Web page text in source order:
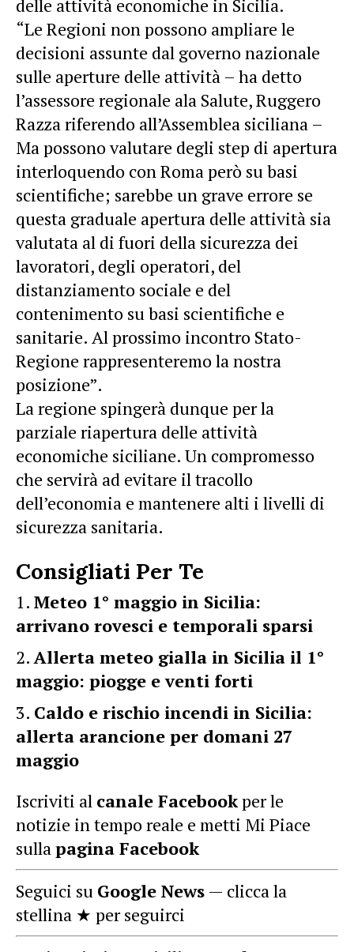
delle attività economiche in Sicilia.
“Le Regioni non possono ampliare le
decisioni assunte dal governo nazionale
sulle aperture delle attività – ha detto
l’assessore regionale ala Salute, Ruggero
Razza riferendo all’Assemblea siciliana –
Ma possono valutare degli step di apertura
interloquendo con Roma però su basi
scientifiche; sarebbe un grave errore se
questa graduale apertura delle attività sia
valutata al di fuori della sicurezza dei
lavoratori, degli operatori, del
distanziamento sociale e del
contenimento su basi scientifiche e
sanitarie. Al prossimo incontro Stato-
Regione rappresenteremo la nostra
posizione”.
La regione spingerà dunque per la
parziale riapertura delle attività
economiche siciliane. Un compromesso
che servirà ad evitare il tracollo
dell’economia e mantenere alti i livelli di
sicurezza sanitaria.
Consigliati Per Te
Meteo 1° maggio in Sicilia:
arrivano rovesci e temporali sparsi
Allerta meteo gialla in Sicilia il 1°
maggio: piogge e venti forti
Caldo e rischio incendi in Sicilia:
allerta arancione per domani 27
maggio
Iscriviti al canale Facebookper le
notizie in tempo reale e metti Mi Piace
sullapagina Facebook
Seguici su Google News — clicca la
stellina ★ per seguirci